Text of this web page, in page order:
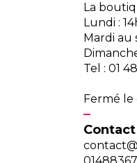
La
Lundi :
Mardi au
Tel : 01
Fermé
Contact